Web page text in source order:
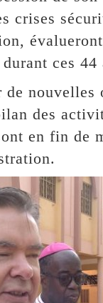
crises
ces 44
des
en fin de